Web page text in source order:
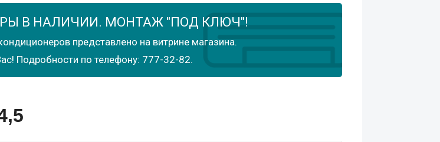
В НАЛИЧИИ. МОНТАЖ "ПОД КЛЮЧ"!
представлено на витрине магазина.
Подробности по телефону: 777-32-82.